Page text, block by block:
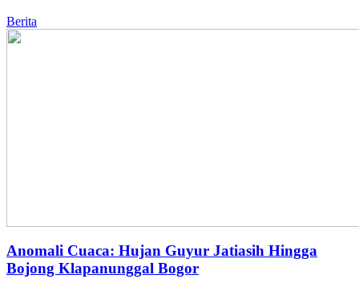
Berita
Anomali Cuaca: Hujan Guyur Jatiasih Hingga
Bojong Klapanunggal Bogor